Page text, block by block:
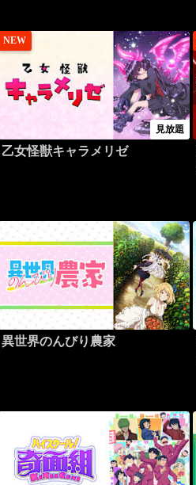
NEW
見放題
乙女怪獣キャラメリゼ
異世界のんびり農家